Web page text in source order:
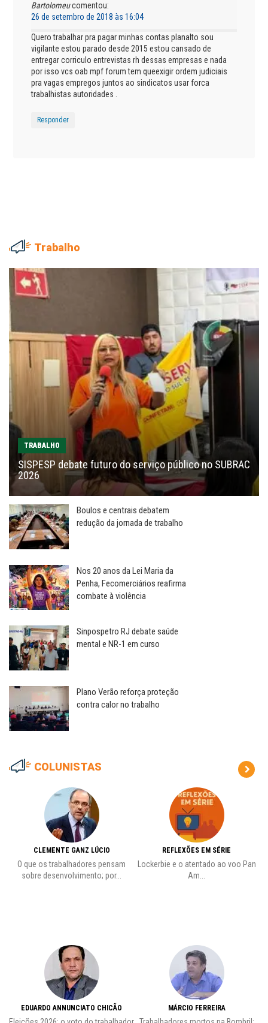
Bartolomeucomentou:
26 de setembro de 2018 às 16:04
Quero trabalhar pra pagar minhas contas planalto sou
vigilante estou parado desde 2015 estou cansado de
entregar corriculo entrevistas rh dessas empresas e nada
por isso vcs oab mpf forum tem queexigir ordem judiciais
pra vagas empregos juntos ao sindicatos usar forca
trabalhistas autoridades .
Responder
Trabalho
TRABALHO
SISPESP debate futuro do serviço público no SUBRAC
2026
Boulos e centrais debatem
redução da jornada de trabalho
Nos 20 anos da Lei Maria da
Penha, Fecomerciários reafirma
combate à violência
Sinpospetro RJ debate saúde
mental e NR-1 em curso
Plano Verão reforça proteção
contra calor no trabalho
COLUNISTAS
CLEMENTE GANZ LÚCIO
O que os trabalhadores pensam
sobre desenvolvimento; por...
EDUARDO ANNUNCIATO CHICÃO
REFLEXÕES EM SÉRIE
Lockerbie e o atentado ao voo Pan
Am...
MÁRCIO FERREIRA